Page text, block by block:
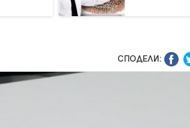
СПОДЕЛИ: